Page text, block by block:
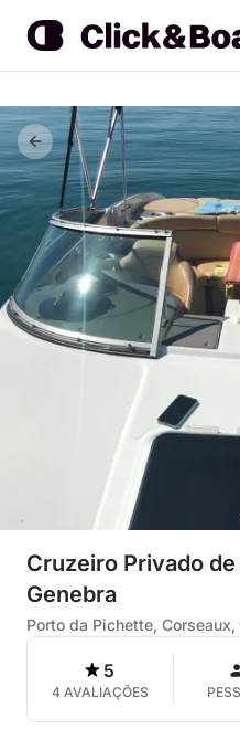
Cruzeiro Privado
Genebra
Porto da Pichette, Corseaux,
5
4 AVALIAÇÕES